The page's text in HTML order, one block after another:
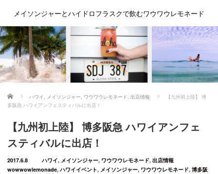
メイソンジャーとハイドロフラスクで飲むワウワウレモネード
ホーム ハワイ , メイソンジャー, ワウワウレモネード, 出店情報
【九州初上陸】 博
多阪急 ハワイアンフェスティバルに出店！
【九州初上陸】 博多阪急 ハワイアンフェ
スティバルに出店！
2017.6.8 ハワイ, メイソンジャー, ワウワウレモネード, 出店情報
wowwowlemonade, ハワイイベント, メイソンジャー, ワウワウレモネード, 博多阪